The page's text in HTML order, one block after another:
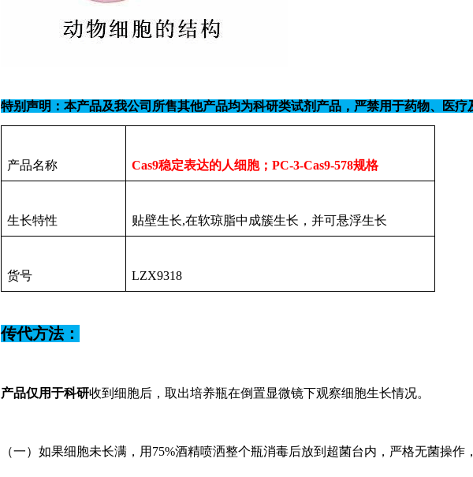
特别声明：本产品及我公司所售其他产品均为科研类试剂产品，严禁用于药物、医疗
产品名称 Cas9稳定表达的人细胞；PC-3-Cas9-578规格
生长特性 贴壁生长,在软琼脂中成簇生长，并可悬浮生长
货号 LZX9318
传代方法：
产品仅用于科研收到细胞后，取出培养瓶在倒置显微镜下观察细胞生长情况。
（一）如果细胞未长满，用 75%酒精喷洒整个瓶消毒后放到超菌台内，严格无菌操作